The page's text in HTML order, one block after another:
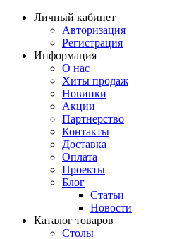
Личный кабинет
Авторизация
Регистрация
Информация
О нас
Хиты продаж
Новинки
Акции
Партнерство
Контакты
Доставка
Оплата
Проекты
Блог
Статьи
Новости
Каталог товаров
Столы